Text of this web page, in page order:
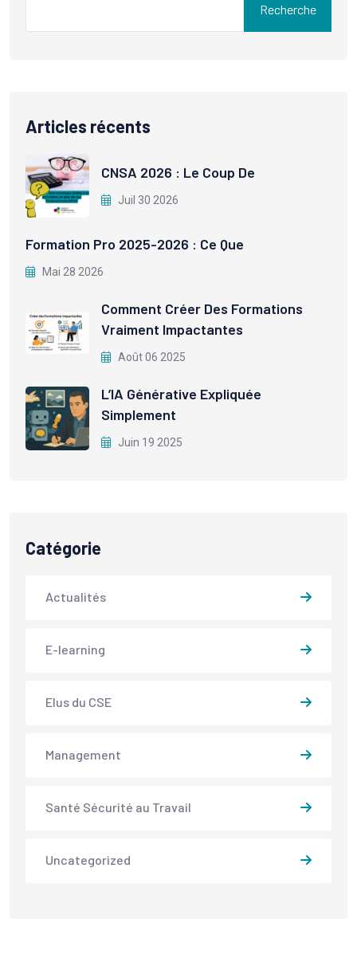
Recherche
Articles récents
CNSA 2026 : Le Coup De
Juil 30 2026
Formation Pro 2025-2026 : Ce Que
Mai 28 2026
Comment Créer Des Formations
Vraiment Impactantes
Août 06 2025
L’IA Générative Expliquée
Simplement
Juin 19 2025
Catégorie
Actualités
E-learning
Elus du CSE
Management
Santé Sécurité au Travail
Uncategorized